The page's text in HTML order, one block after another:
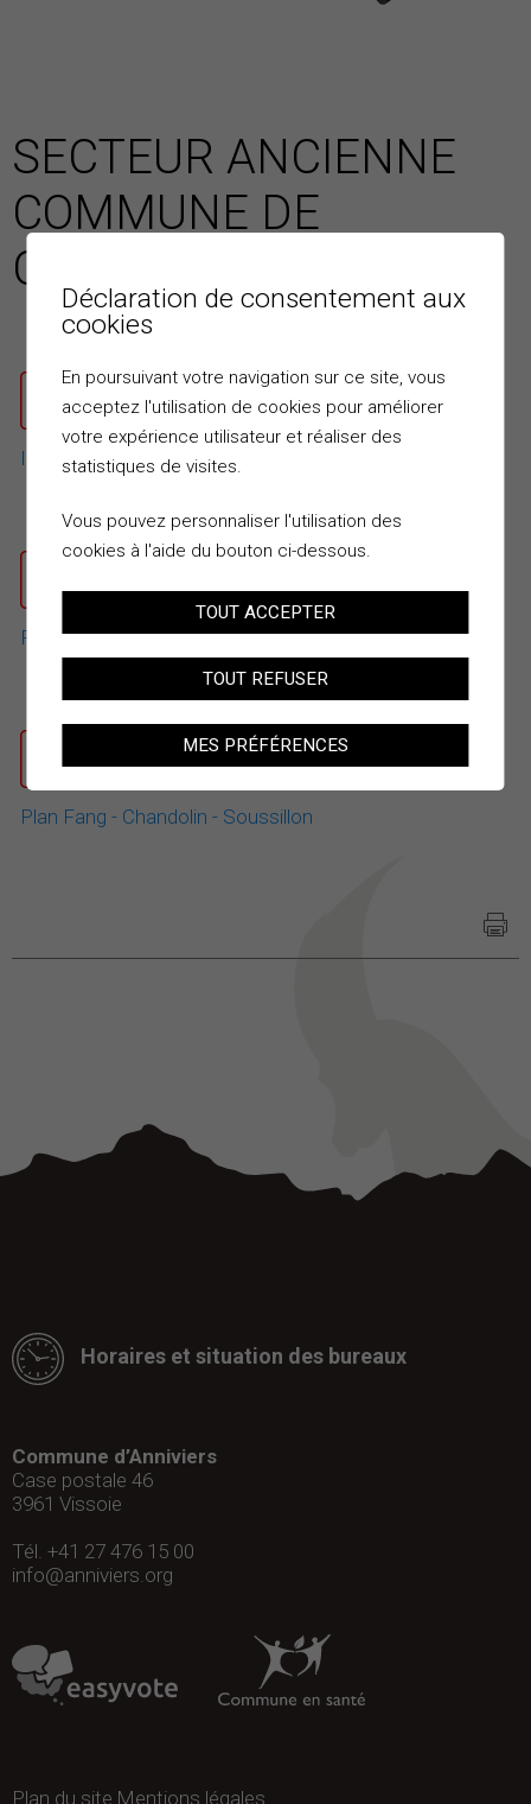
SECTEUR ANCIENNE
COMMUNE DE
CHANDOLIN
Inventaire des ensembles de valeurs
Fiches et photos
Plan Fang - Chandolin - Soussillon
Horaires et situation des bureaux
Commune d’Anniviers
Case postale 46
3961 Vissoie
Tél. +41 27 476 15 00
info@anniviers.org
Plan du site Mentions légales
Déclaration de consentement aux
cookies
En poursuivant votre navigation sur ce site, vous
acceptez l'utilisation de cookies pour améliorer
votre expérience utilisateur et réaliser des
statistiques de visites.
Vous pouvez personnaliser l'utilisation des
cookies à l'aide du bouton ci-dessous.
TOUT ACCEPTER
TOUT REFUSER
MES PRÉFÉRENCES